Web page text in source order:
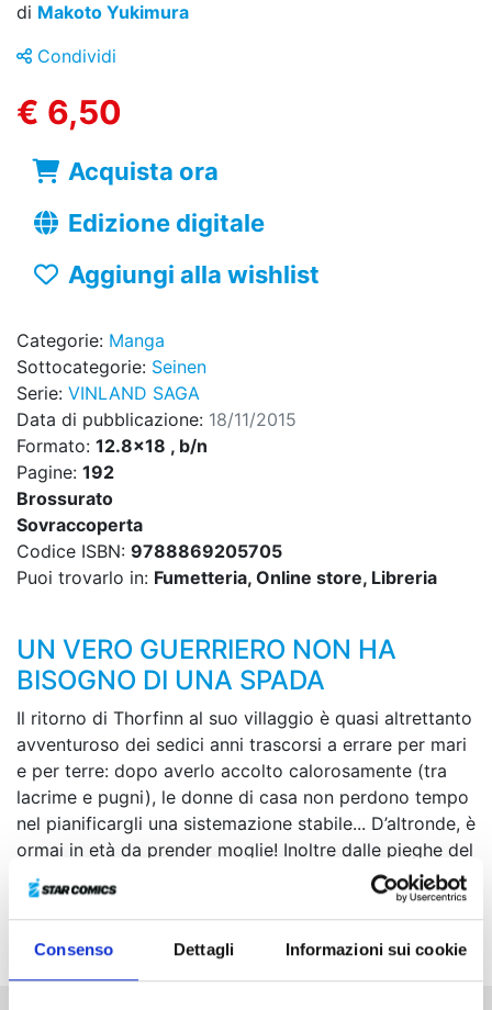
Consenso Dettagli Informazioni sui cookie
di Makoto Yukimura
Condividi
€ 6,50
Acquista ora
Edizione digitale
Aggiungi alla wishlist
Categorie: Manga
Sottocategorie: Seinen
Serie: VINLAND SAGA
Data di pubblicazione: 18/11/2015
Formato: 12.8x18 , b/n
Pagine: 192
Brossurato
Sovraccoperta
Codice ISBN: 9788869205705
Puoi trovarlo in: Fumetteria, Online store, Libreria
UN VERO GUERRIERO NON HA
BISOGNO DI UNA SPADA
Il ritorno di Thorfinn al suo villaggio è quasi altrettanto
avventuroso dei sedici anni trascorsi a errare per mari
e per terre: dopo averlo accolto calorosamente (tra
lacrime e pugni), le donne di casa non perdono tempo
nel pianificargli una sistemazione stabile... D’altronde, è
ormai in età da prender moglie! Inoltre dalle pieghe del
passato riemerge un vecchio volto... Ma nessun
legame sembra poter trattenere chi, nel suo orizzonte,